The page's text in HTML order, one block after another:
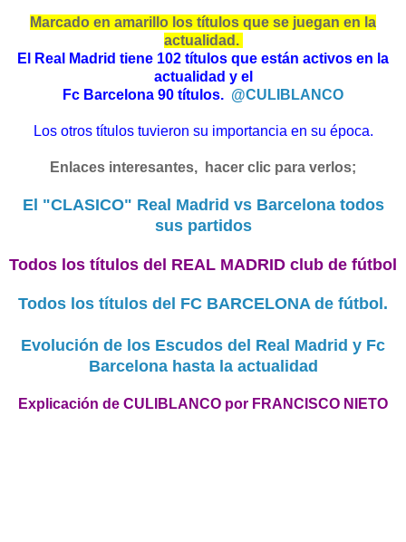
Marcado en amarillo los títulos que se juegan en la
actualidad.
El Real Madrid tiene 102 títulos que están activos en la
actualidad y el
Fc Barcelona 90 títulos. @CULIBLANCO
Los otros títulos tuvieron su importancia en su época.
Enlaces interesantes, hacer clic para verlos;
El "CLASICO" Real Madrid vs Barcelona todos
sus partidos
Todos los títulos del REAL MADRID club de fútbol
Todos los títulos del FC BARCELONA de fútbol.
Evolución de los Escudos del Real Madrid y Fc
Barcelona hasta la actualidad
Explicación de CULIBLANCO por FRANCISCO NIETO